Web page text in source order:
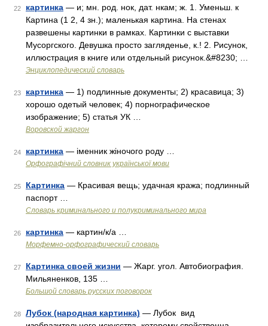
22 картинка — и; мн. род. нок, дат. нкам; ж. 1. Уменьш. к
Картина (1 2, 4 зн.); маленькая картина. На стенах
развешены картинки в рамках. Картинки с выставки
Мусоргского. Девушка просто загляденье, к.! 2. Рисунок,
иллюстрация в книге или отдельный рисунок.&#8230; …
Энциклопедический словарь
23 картинка — 1) подлинные документы; 2) красавица; 3)
хорошо одетый человек; 4) порнографическое
изображение; 5) статья УК …
Воровской жаргон
24 картинка — іменник жіночого роду …
Орфографічний словник української мови
25 Картинка — Красивая вещь; удачная кража; подлинный
паспорт …
Словарь криминального и полукриминального мира
26 картинка — картин/к/а …
Морфемно-орфографический словарь
27 Картинка своей жизни — Жарг. угол. Автобиография.
Мильяненков, 135 …
Большой словарь русских поговорок
28 Лубок (народная картинка) — Лубок вид